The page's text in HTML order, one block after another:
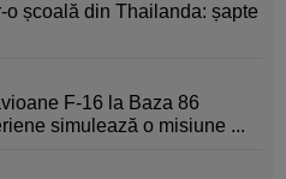
școală din Thailanda: șapte
F-16 la Baza 86
simulează o misiune ...